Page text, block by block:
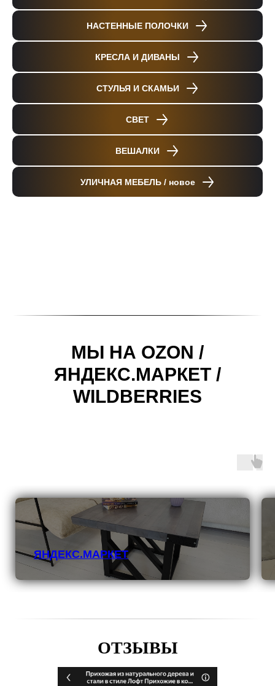
НАСТЕННЫЕ ПОЛОЧКИ
КРЕСЛА И ДИВАНЫ
СТУЛЬЯ И СКАМЬИ
СВЕТ
ВЕШАЛКИ
УЛИЧНАЯ МЕБЕЛЬ / новое
МЫ НА OZON /
ЯНДЕКС.МАРКЕТ /
WILDBERRIES
ЯНДЕКС.МАРКЕТ
ОТЗЫВЫ